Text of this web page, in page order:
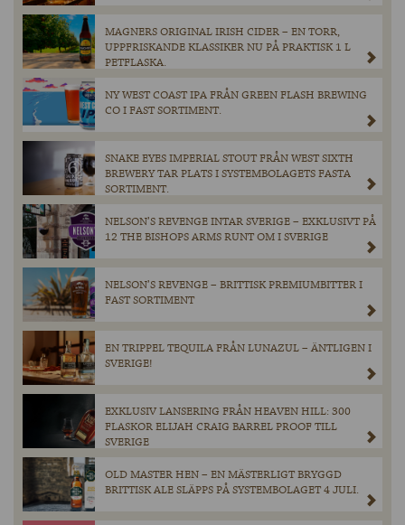
MAGNERS ORIGINAL IRISH CIDER – EN TORR,
UPPFRISKANDE KLASSIKER NU PÅ PRAKTISK 1 L
PETFLASKA.
NY WEST COAST IPA FRÅN GREEN FLASH BREWING
CO I FAST SORTIMENT.
SNAKE EYES IMPERIAL STOUT FRÅN WEST SIXTH
BREWERY TAR PLATS I SYSTEMBOLAGETS FASTA
SORTIMENT.
NELSON’S REVENGE INTAR SVERIGE – EXKLUSIVT PÅ
12 THE BISHOPS ARMS RUNT OM I SVERIGE
NELSON’S REVENGE – BRITTISK PREMIUMBITTER I
FAST SORTIMENT
EN TRIPPEL TEQUILA FRÅN LUNAZUL – ÄNTLIGEN I
SVERIGE!
EXKLUSIV LANSERING FRÅN HEAVEN HILL: 300
FLASKOR ELIJAH CRAIG BARREL PROOF TILL
SVERIGE
OLD MASTER HEN – EN MÄSTERLIGT BRYGGD
BRITTISK ALE SLÄPPS PÅ SYSTEMBOLAGET 4 JULI.